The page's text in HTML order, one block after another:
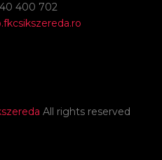
400 702
All rights reserved